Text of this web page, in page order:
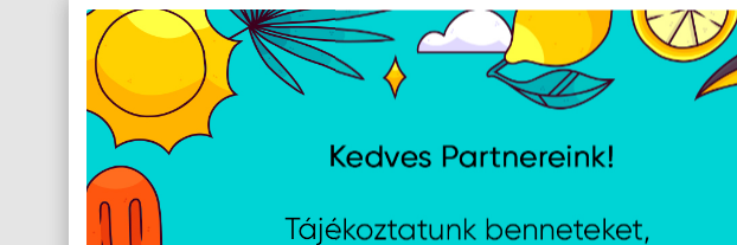
Megjelenítési terület magassága